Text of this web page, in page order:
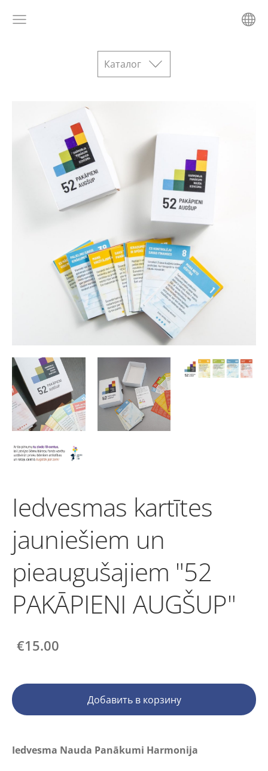
Каталог
Iedvesmas kartītes
jauniešiem un
pieaugušajiem "52
PAKĀPIENI AUGŠUP"
€15.00
Добавить в корзину
Iedvesma Nauda Panākumi Harmonija